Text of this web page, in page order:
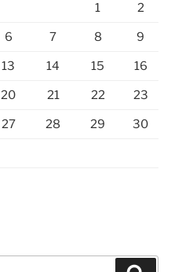
1 2
6 7 8 9
13 14 15 16
20 21 22 23
27 28 29 30